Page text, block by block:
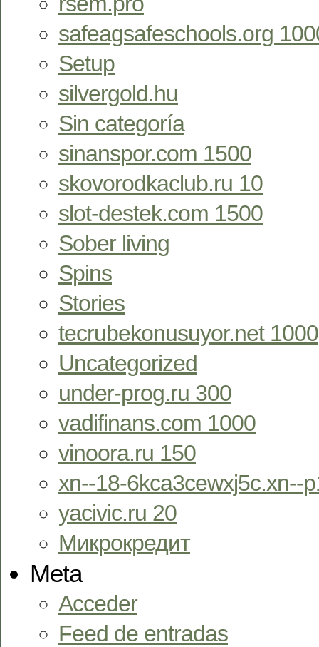
safeagsafeschools.org
Setup
silvergold.hu
Sin categoría
sinanspor.com 1500
skovorodkaclub.ru 10
slot-destek.com 1500
Sober living
Spins
Stories
tecrubekonusuyor.net 1000
Uncategorized
under-prog.ru 300
vadifinans.com 1000
vinoora.ru 150
xn--18-6kca3cewxj5c.xn--
yacivic.ru 20
Микрокредит
Meta
Acceder
Feed de entradas